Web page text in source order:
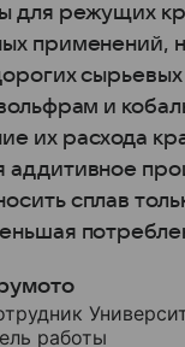
для режущих
применений,
и
их расхода
аддитивное
сплав
работы